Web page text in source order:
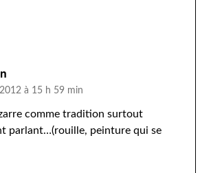
à 15 h 59 min
comme tradition surtout
parlant…(rouille, peinture qui se